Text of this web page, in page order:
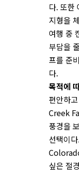
다. 또한
지형을
여행 중
부담을
프를 준
다.
목적에
편안하
Creek
풍경을
선택이
싶은 절